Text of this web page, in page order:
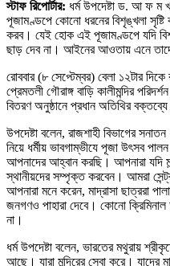
স্টাফ রিপোর্টার: ধর্ম উপদেষ্টা ড. আ ফ ম
পূজামণ্ডপে কোনো ধরনের বিশৃঙ্খলা সৃষ্টি
করব। যেই হোক এই পূজামণ্ডপে যদি
ছাড় দেব না। আইনের আওতায় এনে
রোববার (৮ সেপ্টেম্বর) বেলা ১২টার
প্রেমতলী গৌরাঙ্গ বাড়ি কালীমন্দির
বিতরণ অনুষ্ঠানে প্রধান অতিথির
উপদেষ্টা বলেন, রাজশাহী বিভাগের
নিয়ে ধর্মীয় ভাবগাম্ভীযে পূজা উৎসব
আপনাদের আহ্বান করছি। আপনারা যদি
স্থানীয়দের সম্পৃক্ত করবেন। আমরা
আপনারা মনে করেন, মাদ্রাসা ছাত্ররা
জনগণও পাহারা দেবে। কোনো ক্রিমিনাল
না।
ধর্ম উপদেষ্টা বলেন, ভারতের মথুরায়
আছে। যারা মন্দিরের সেবা করে। যাদের